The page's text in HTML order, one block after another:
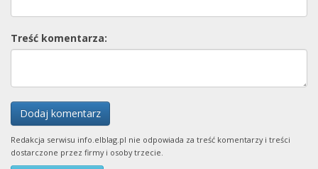
Treść komentarza:
Dodaj komentarz
Redakcja serwisu info.elblag.pl nie odpowiada za treść komentarzy i treści
dostarczone przez firmy i osoby trzecie.